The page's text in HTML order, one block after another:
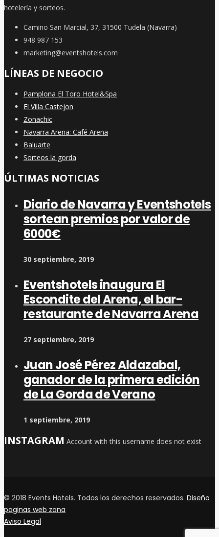
hotelería y sorteos.
Camino San Marcial, 37, 31500 Tudela (Navarra)
948 987 153
marketing@eventshotels.com
LÍNEAS DE NEGOCIO
Pamplona El Toro Hotel&Spa
El Villa Castejon
Zonachic
Navarra Arena: Café Arena
Baluarte
Sorteos la gorda
ÚLTIMAS NOTICIAS
Diario de Navarra y Eventshotels
sortean premios por valor de
6000€
30 septiembre, 2019
Eventshotels inaugura El
Escondite del Arena, el bar-
restaurante de Navarra Arena
27 septiembre, 2019
Juan José Pérez Aldazabal,
ganador de la primera edición
de La Gorda de Verano
1 septiembre, 2019
INSTAGRAM Account with this username does not exist
© 2018 Events Hotels. Todos los derechos reservados. Diseño
paginas web zona
Aviso Legal